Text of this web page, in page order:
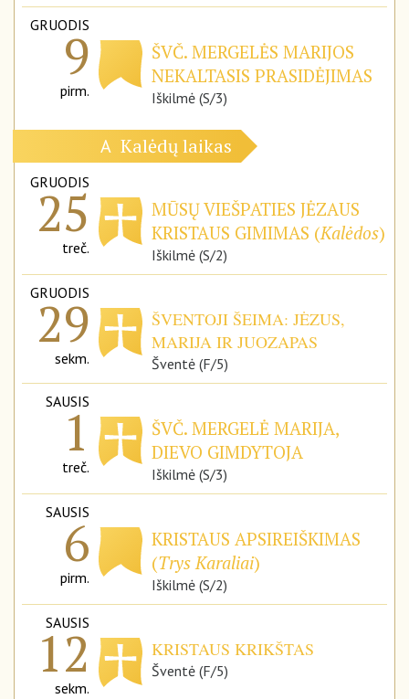
GRUODIS
9
pirm.
ŠVČ. MERGELĖS MARIJOS
NEKALTASIS PRASIDĖJIMAS
Iškilmė (S/3)
A Kalėdų laikas
GRUODIS
25
treč.
MŪSŲ VIEŠPATIES JĖZAUS
KRISTAUS GIMIMAS (Kalėdos)
Iškilmė (S/2)
GRUODIS
29
sekm.
ŠVENTOJI ŠEIMA: JĖZUS,
MARIJA IR JUOZAPAS
Šventė (F/5)
SAUSIS
1
treč.
ŠVČ. MERGELĖ MARIJA,
DIEVO GIMDYTOJA
Iškilmė (S/3)
SAUSIS
6
pirm.
KRISTAUS APSIREIŠKIMAS
(Trys Karaliai)
Iškilmė (S/2)
SAUSIS
12
sekm.
KRISTAUS KRIKŠTAS
Šventė (F/5)